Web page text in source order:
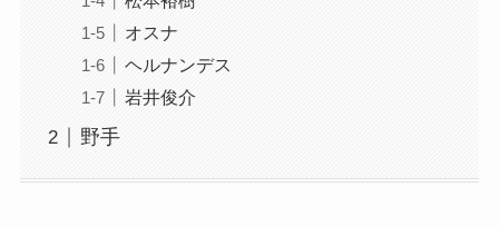
オスナ
ヘルナンデス
岩井俊介
野手